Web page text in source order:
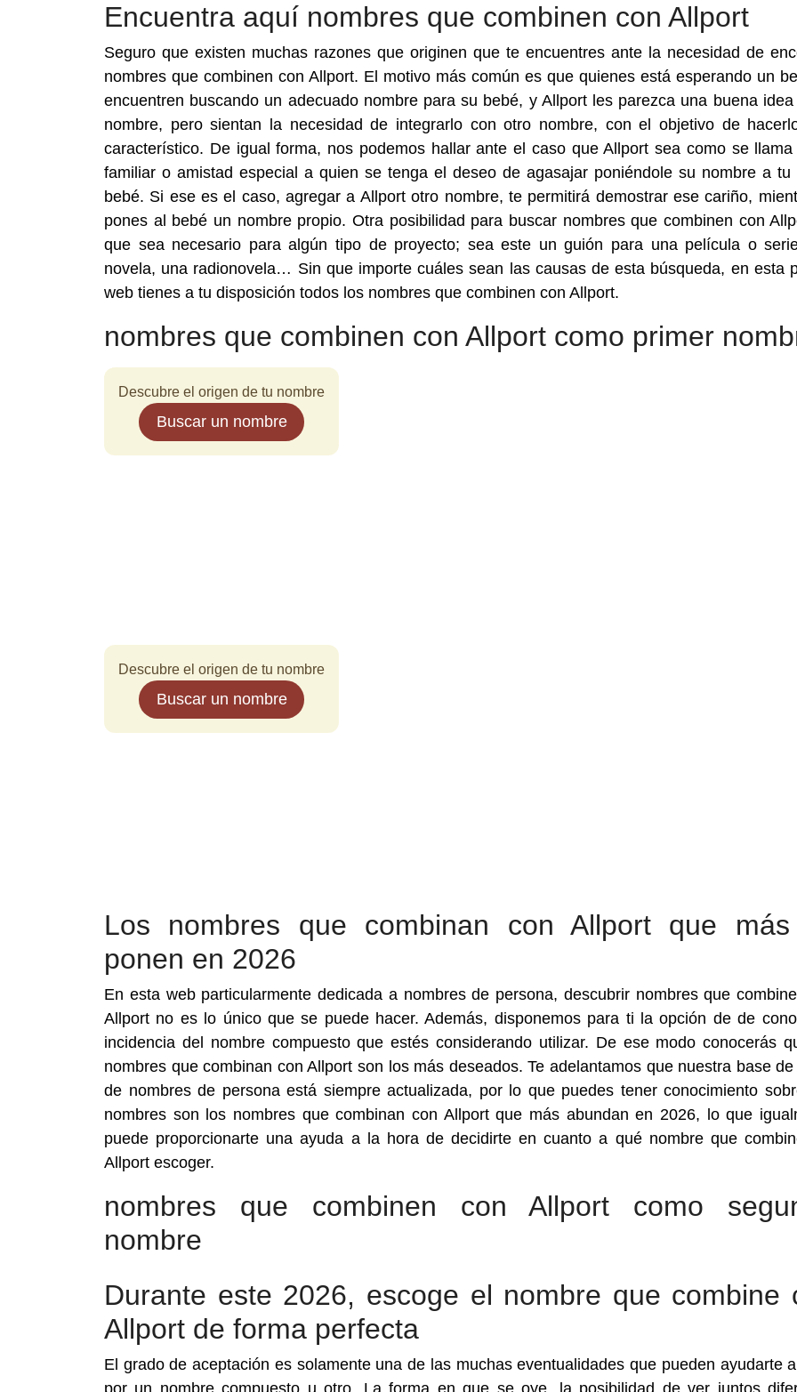
Encuentra aquí nombres que combinen con Allport
Seguro que existen muchas razones que originen que te encuentres ante la necesidad de
nombres que combinen con Allport. El motivo más común es que quienes está esperando un
encuentren buscando un adecuado nombre para su bebé, y Allport les parezca una buena
nombre, pero sientan la necesidad de integrarlo con otro nombre, con el objetivo de
característico. De igual forma, nos podemos hallar ante el caso que Allport sea como se llama
familiar o amistad especial a quien se tenga el deseo de agasajar poniéndole su nombre a tu
bebé. Si ese es el caso, agregar a Allport otro nombre, te permitirá demostrar ese cariño,
pones al bebé un nombre propio. Otra posibilidad para buscar nombres que combinen con
que sea necesario para algún tipo de proyecto; sea este un guión para una película o
novela, una radionovela… Sin que importe cuáles sean las causas de esta búsqueda, en esta
web tienes a tu disposición todos los nombres que combinen con Allport.
nombres que combinen con Allport como primer
Descubre el origen de tu nombre
Buscar un nombre
Descubre el origen de tu nombre
Buscar un nombre
Los nombres que combinan con Allport que
ponen en 2026
En esta web particularmente dedicada a nombres de persona, descubrir nombres que
Allport no es lo único que se puede hacer. Además, disponemos para ti la opción de de
incidencia del nombre compuesto que estés considerando utilizar. De ese modo conocerás
nombres que combinan con Allport son los más deseados. Te adelantamos que nuestra base
de nombres de persona está siempre actualizada, por lo que puedes tener conocimiento
nombres son los nombres que combinan con Allport que más abundan en 2026, lo que
puede proporcionarte una ayuda a la hora de decidirte en cuanto a qué nombre que
Allport escoger.
nombres que combinen con Allport como
nombre
Durante este 2026, escoge el nombre que combine
Allport de forma perfecta
El grado de aceptación es solamente una de las muchas eventualidades que pueden ayudarte
por un nombre compuesto u otro. La forma en que se oye, la posibilidad de ver juntos